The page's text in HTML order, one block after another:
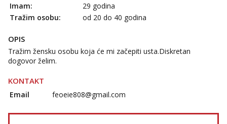
Imam:
29 godina
Tražim osobu:
od 20 do 40 godina
OPIS
Tražim žensku osobu koja će mi začepiti usta.Diskretan
dogovor želim.
KONTAKT
Email feoeie808@gmail.com